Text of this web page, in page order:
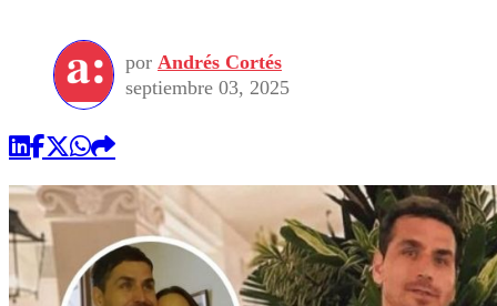
Seleccion Chilena
Torneo Internacional
Universidad de Chile
Economía
Internacional
Sustentabilidad
Publicaciones en medios
Opinión
por Andrés Cortés
septiembre 03, 2025